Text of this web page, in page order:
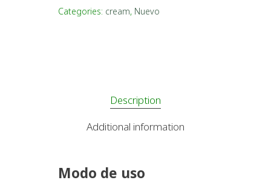
Categories: cream, Nuevo
Description
Additional information
Modo de uso